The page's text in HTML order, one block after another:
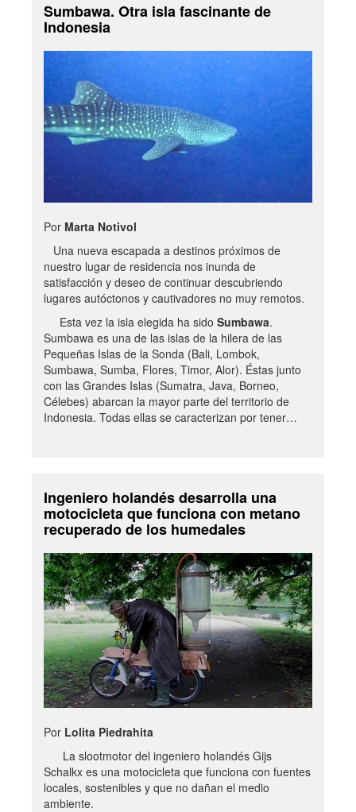
Sumbawa. Otra isla fascinante de
Indonesia
Por Marta Notivol
Una nueva escapada a destinos próximos de
nuestro lugar de residencia nos inunda de
satisfacción y deseo de continuar descubriendo
lugares autóctonos y cautivadores no muy remotos.
Esta vez la isla elegida ha sido Sumbawa.
Sumbawa es una de las islas de la hilera de las
Pequeñas Islas de la Sonda (Bali, Lombok,
Sumbawa, Sumba, Flores, Timor, Alor). Éstas junto
con las Grandes Islas (Sumatra, Java, Borneo,
Célebes) abarcan la mayor parte del territorio de
Indonesia. Todas ellas se caracterizan por tener…
Ingeniero holandés desarrolla una
motocicleta que funciona con metano
recuperado de los humedales
Por Lolita Piedrahita
La slootmotor del ingeniero holandés Gijs
Schalkx es una motocicleta que funciona con fuentes
locales, sostenibles y que no dañan el medio
ambiente.